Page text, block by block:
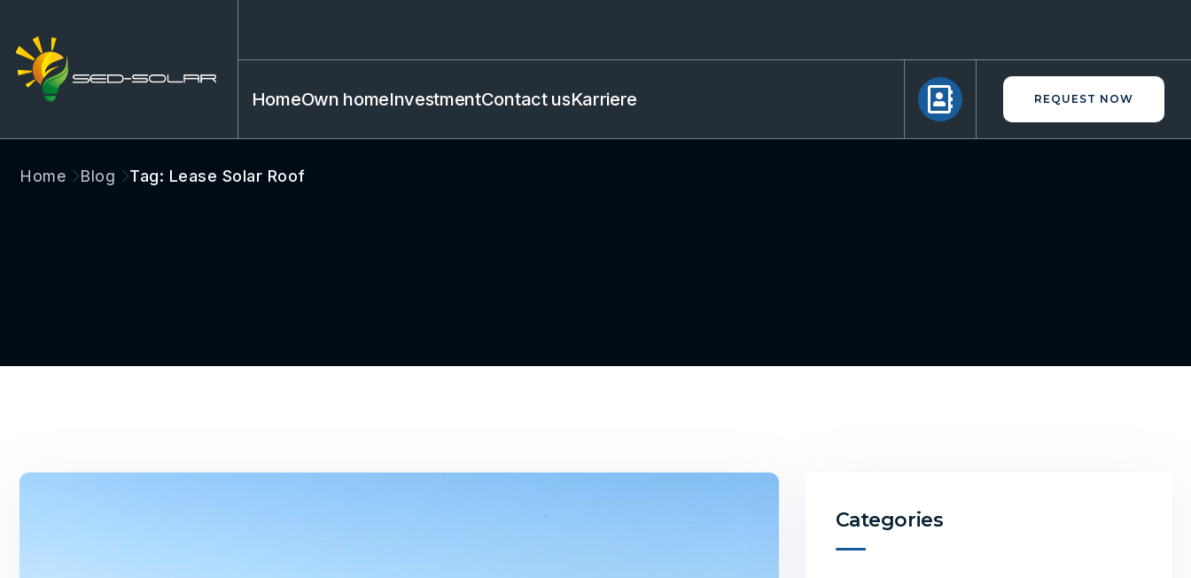
HomeOwn homeInvestmentContact usKarriere REQUEST NOW
Home Blog Tag: Lease Solar Roof
Categories